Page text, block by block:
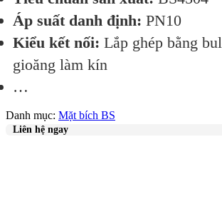
Áp suất danh định: PN10
Kiểu kết nối: Lắp ghép bằng
gioăng làm kín
…
Danh mục: Mặt bích BS
Liên hệ ngay